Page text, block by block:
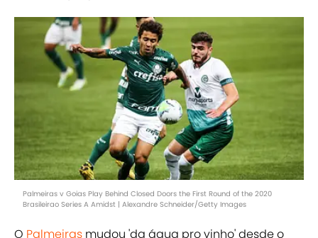
Palmeiras v Goias Play Behind Closed Doors the First Round of the 2020
Brasileirao Series A Amidst | Alexandre Schneider/Getty Images
O Palmeiras mudou 'da água pro vinho' desde o